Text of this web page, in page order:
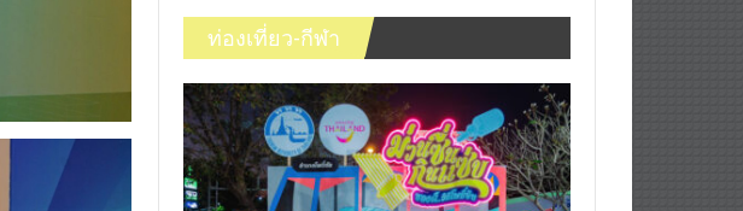
ท่องเที่ยว-กีฬา